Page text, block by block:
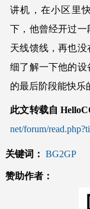
讲机，在小区里
下，他曾经开过
天线馈线，再也没
细了解一下他的
的最后阶段能快乐
此文转载自
net/forum/
关键词： BG2GP
赞助作者：